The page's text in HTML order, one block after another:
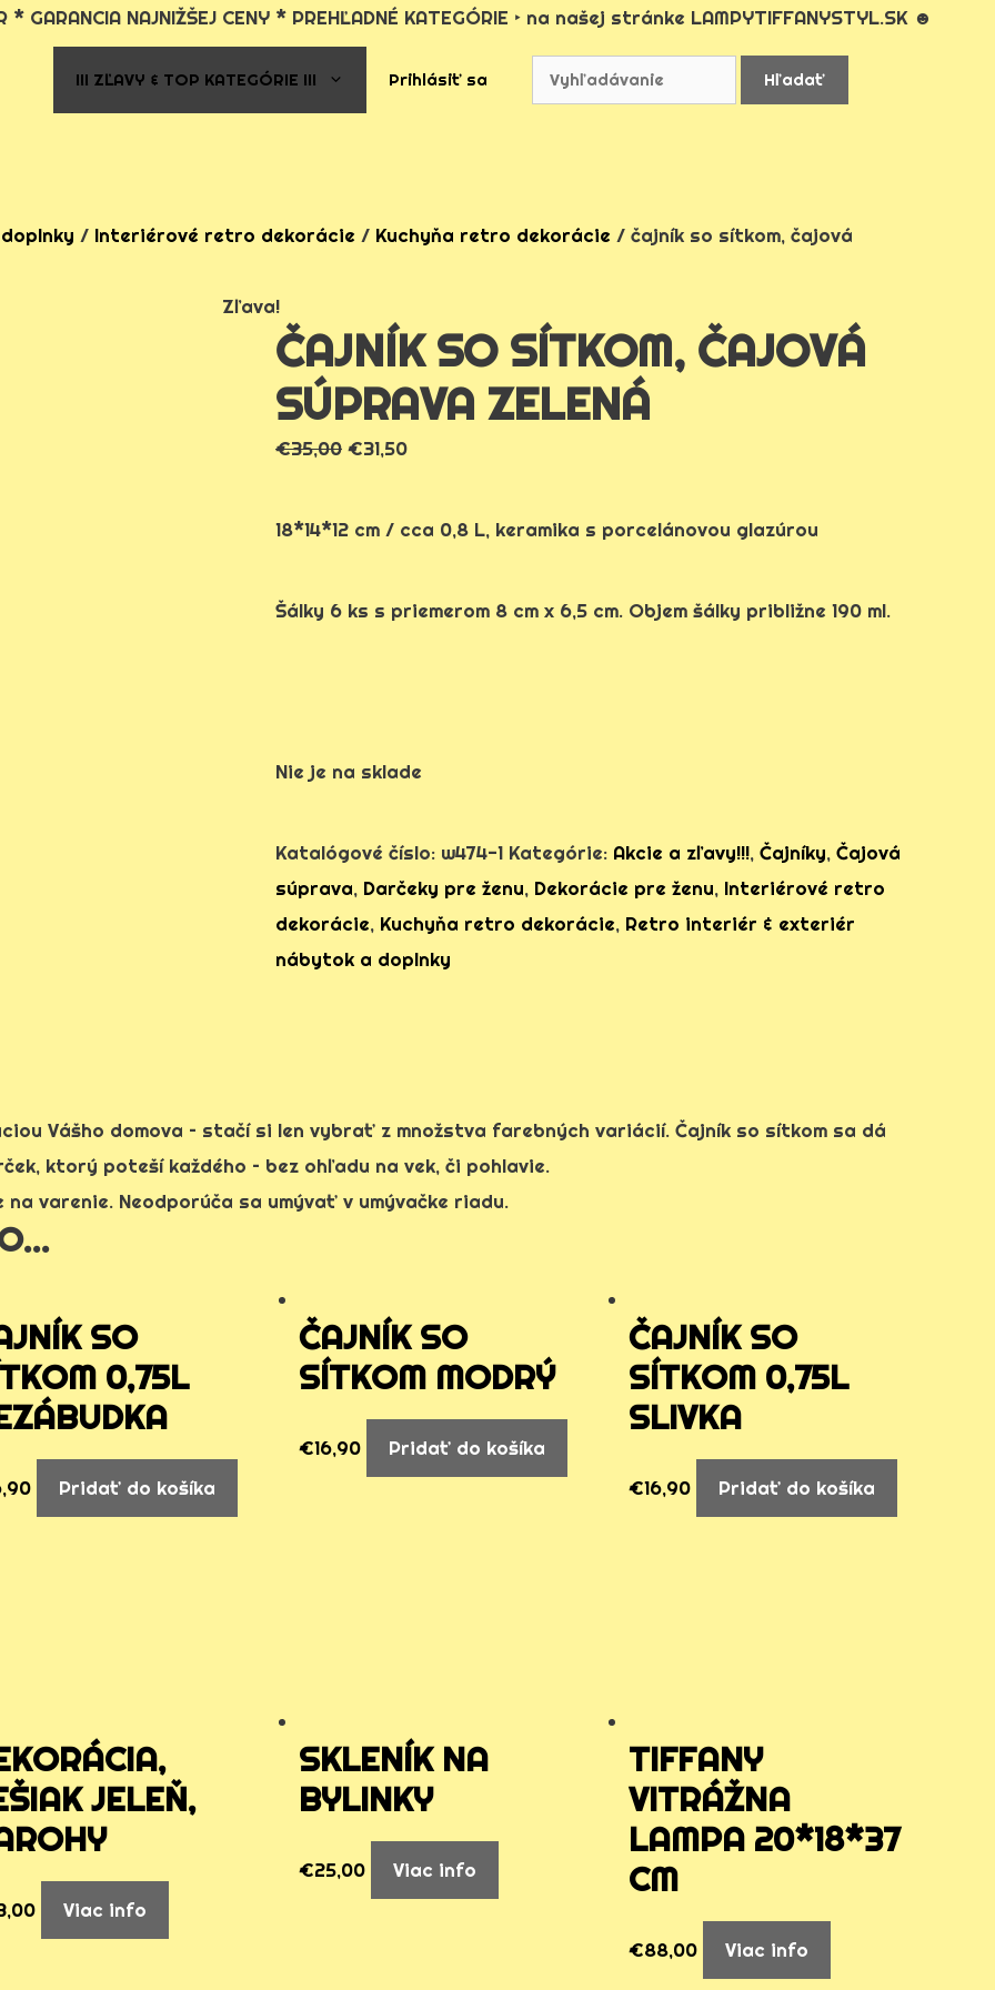
* GARANCIA NAJNIŽŠEJ CENY * PREHĽADNÉ KATEGÓRIE ‣ na našej stránke LAMPYTIFFANYSTYL.SK ☻
!!! ZĽAVY & TOP KATEGÓRIE !!! Prihlásiť sa
/ Interiérové retro dekorácie / Kuchyňa retro dekorácie / čajník so sítkom, čajová
Zľava!
ČAJNÍK SO SÍTKOM, ČAJOVÁ
SÚPRAVA ZELENÁ
€35,00 €31,50
18*14*12 cm / cca 0,8 L, keramika s porcelánovou glazúrou
Šálky 6 ks s priemerom 8 cm x 6,5 cm. Objem šálky približne 190 ml.
Nie je na sklade
Katalógové číslo: w474-1 Kategórie: Akcie a zľavy!!!, Čajníky, Čajová
súprava, Darčeky pre ženu, Dekorácie pre ženu, Interiérové retro
dekorácie, Kuchyňa retro dekorácie, Retro interiér & exteriér
nábytok a doplnky
Vášho domova – stačí si len vybrať z množstva farebných variácií. Čajník so sítkom sa dá
ktorý poteší každého – bez ohľadu na vek, či pohlavie.
varenie. Neodporúča sa umývať v umývačke riadu.
SO
0,75L
Pridať do košíka
ČAJNÍK SO
SÍTKOM MODRÝ
€16,90 Pridať do košíka
ČAJNÍK SO
SÍTKOM 0,75L
SLIVKA
€16,90 Pridať do košíka
JELEŇ,
Viac info
SKLENÍK NA
BYLINKY
€25,00 Viac info
TIFFANY
VITRÁŽNA
LAMPA 20*18*37
CM
€88,00 Viac info